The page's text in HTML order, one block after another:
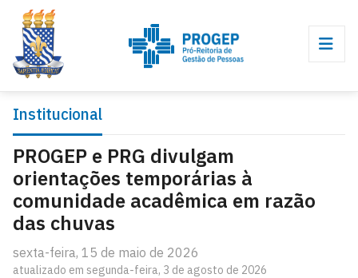
Institucional
PROGEP e PRG divulgam
orientações temporárias à
comunidade acadêmica em razão
das chuvas
sexta-feira, 15 de maio de 2026
atualizado em segunda-feira, 3 de agosto de 2026